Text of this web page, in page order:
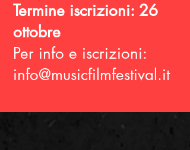
Termine iscrizioni: 26
ottobre
Per info e iscrizioni:
info@musicfilmfestival.it